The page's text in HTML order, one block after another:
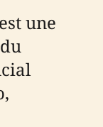
une